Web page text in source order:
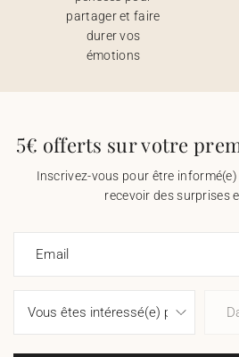
partager et faire
durer vos
émotions
5€ offerts sur votre
Inscrivez-vous pour être
recevoir des surprises
Email